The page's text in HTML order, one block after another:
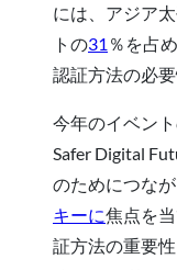
には、アジア
トの31 ％を占
認証方法の必
今年のイベン
Safer Digital
のためにつな
キーに焦点を
証方法の重要